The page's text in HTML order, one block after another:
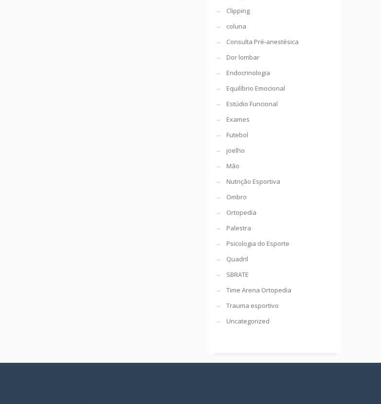
Clipping
coluna
Consulta Pré-anestésica
Dor lombar
Endocrinologia
Equilíbrio Emocional
Estúdio Funcional
Exames
Futebol
joelho
Mão
Nutrição Esportiva
Ombro
Ortopedia
Palestra
Psicologia do Esporte
Quadril
SBRATE
Time Arena Ortopedia
Trauma esportivo
Uncategorized